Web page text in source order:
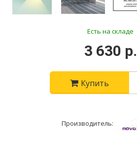
Есть на складе
3 630 р.
Купить
Производитель: